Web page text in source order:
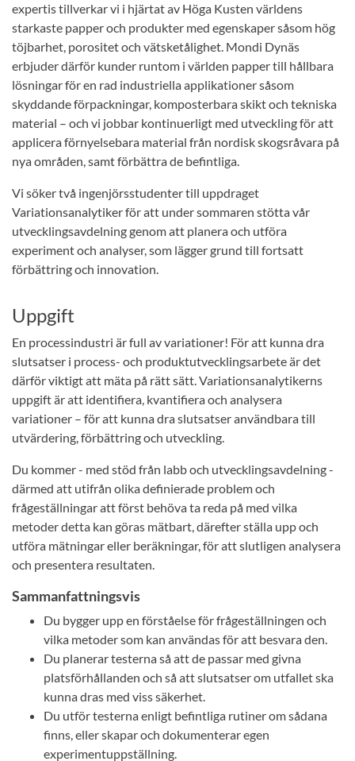
expertis tillverkar vi i hjärtat av Höga Kusten världens
starkaste papper och produkter med egenskaper såsom hög
töjbarhet, porositet och vätsketålighet. Mondi Dynäs
erbjuder därför kunder runtom i världen papper till hållbara
lösningar för en rad industriella applikationer såsom
skyddande förpackningar, komposterbara skikt och tekniska
material – och vi jobbar kontinuerligt med utveckling för att
applicera förnyelsebara material från nordisk skogsråvara på
nya områden, samt förbättra de befintliga.
Vi söker två ingenjörsstudenter till uppdraget
Variationsanalytiker för att under sommaren stötta vår
utvecklingsavdelning genom att planera och utföra
experiment och analyser, som lägger grund till fortsatt
förbättring och innovation.
Uppgift
En processindustri är full av variationer! För att kunna dra
slutsatser i process- och produktutvecklingsarbete är det
därför viktigt att mäta på rätt sätt. Variationsanalytikerns
uppgift är att identifiera, kvantifiera och analysera
variationer – för att kunna dra slutsatser användbara till
utvärdering, förbättring och utveckling.
Du kommer - med stöd från labb och utvecklingsavdelning -
därmed att utifrån olika definierade problem och
frågeställningar att först behöva ta reda på med vilka
metoder detta kan göras mätbart, därefter ställa upp och
utföra mätningar eller beräkningar, för att slutligen analysera
och presentera resultaten.
Sammanfattningsvis
Du bygger upp en förståelse för frågeställningen och
vilka metoder som kan användas för att besvara den.
Du planerar testerna så att de passar med givna
platsförhållanden och så att slutsatser om utfallet ska
kunna dras med viss säkerhet.
Du utför testerna enligt befintliga rutiner om sådana
finns, eller skapar och dokumenterar egen
experimentuppställning.